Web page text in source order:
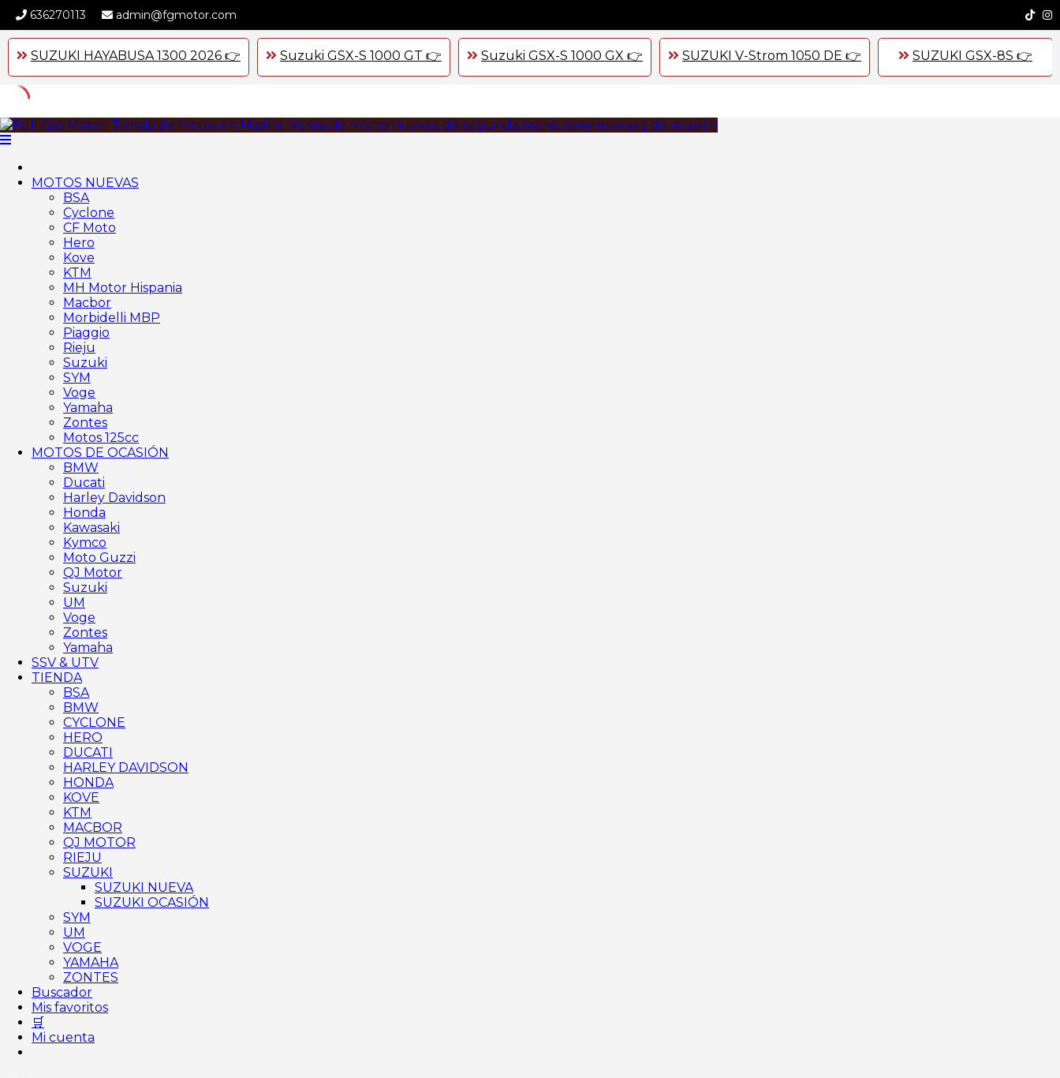
636270113 admin@fgmotor.com
SUZUKI HAYABUSA 1300 2026 👉 Suzuki GSX-S 1000 GT 👉 Suzuki GSX-S 1000 GX 👉 SUZUKI V-Strom 1050 DE 👉 SUZUKI GSX-8S 👉
Skip
to
MOTOS NUEVAS
BSA
Cyclone
CF Moto
Hero
Kove
KTM
MH Motor Hispania
Macbor
Morbidelli MBP
Piaggio
Rieju
Suzuki
SYM
Voge
Yamaha
Zontes
Motos 125cc
MOTOS DE OCASIÓN
BMW
Ducati
Harley Davidson
Honda
Kawasaki
Kymco
Moto Guzzi
QJ Motor
Suzuki
UM
Voge
Zontes
Yamaha
SSV & UTV
TIENDA
BSA
BMW
CYCLONE
HERO
DUCATI
HARLEY DAVIDSON
HONDA
KOVE
KTM
MACBOR
QJ MOTOR
RIEJU
SUZUKI
SUZUKI NUEVA
SUZUKI OCASIÓN
SYM
UM
VOGE
YAMAHA
ZONTES
Buscador
Mis favoritos
🛒
Mi cuenta